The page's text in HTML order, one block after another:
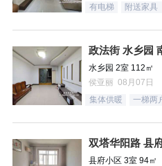
有电梯 附送家具
政法街 水乡园
水乡园 2室 112㎡
侯亚丽 08月07日
集体供暖 一梯两
县府小区 3室 94㎡